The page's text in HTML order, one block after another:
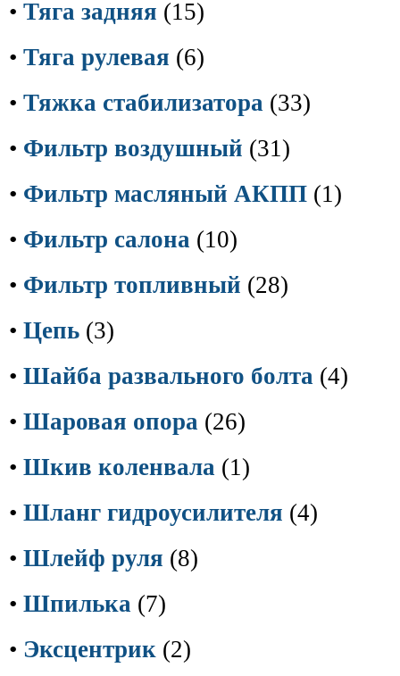
• Тяга задняя (15)
• Тяга рулевая (6)
• Тяжка стабилизатора (33)
• Фильтр воздушный (31)
• Фильтр масляный АКПП (1)
• Фильтр салона (10)
• Фильтр топливный (28)
• Цепь (3)
• Шайба развального болта (4)
• Шаровая опора (26)
• Шкив коленвала (1)
• Шланг гидроусилителя (4)
• Шлейф руля (8)
• Шпилька (7)
• Эксцентрик (2)